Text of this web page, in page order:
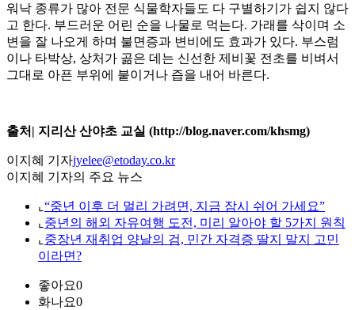
워낙 종류가 많아 전문 식물학자들도 다 구별하기가 쉽지 않다
고 한다. 부드러운 어린 순을 나물로 먹는다. 가래를 삭이며 소
변을 잘 나오게 하며 불면증과 변비에도 효과가 있다. 부스럼
이나 타박상, 상처가 곪은 데는 신선한 제비꽃 전초를 비벼서
그대로 아픈 부위에 붙이거나 즙을 내어 바른다.
출처| 지리산 산야초 교실 (http://blog.naver.com/khsmg)
이지혜 기자jyelee@etoday.co.kr
이지혜 기자의 주요 뉴스
⌞ “중년 이후 더 멀리 가려면, 지금 잠시 쉬어 가세요”
⌞ 중년의 해외 자유여행 도전, 미리 알아야 할 5가지 원칙
⌞ 중장년 재취업 양날의 검, 민간 자격증 딸지 말지 고민
이라면?
좋아요0
화나요0